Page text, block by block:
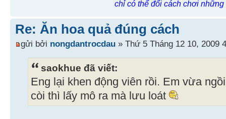
chỉ có thể đổi cách chơi
Re: Ăn hoa quả đúng cách
gửi bởi nongdantrocdau » Thứ 5 Tháng 12 10, 2009
saokhue đã viết:
Eng lại khen động viên rồi. Em vừa
còi thì lấy mô ra mà lưu loát